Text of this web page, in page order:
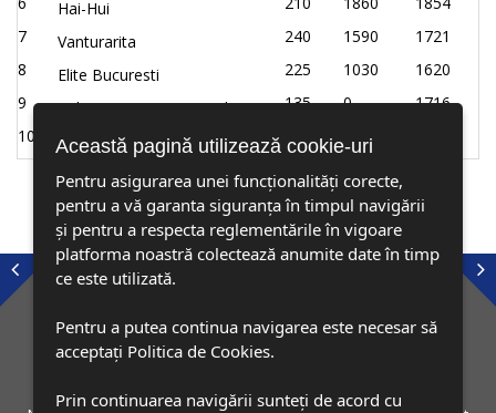
Hai-Hui
7
Vanturarita 240 1590
1721
8
Elite Bucuresti 225 1030
1620
9
Calauza Carpatina Petrila 135 0
1716
10
Focul Viu Focsani
Această pagină utilizează cookie-uri
Pentru asigurarea unei funcționalități corecte,
pentru a vă garanta siguranța în timpul navigării
și pentru a respecta reglementările în vigoare
platforma noastră colectează anumite date în timp
ce este utilizată.
Pentru a putea continua navigarea este necesar să
acceptați Politica de Cookies.
Prin continuarea navigării sunteți de acord cu